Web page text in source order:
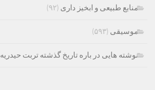
منابع طبیعی و ابخیز داری (۹۲)
موسیقی (۵۹۳)
نوشته هایی در باره تاریخ گذشته تربت حیدریه